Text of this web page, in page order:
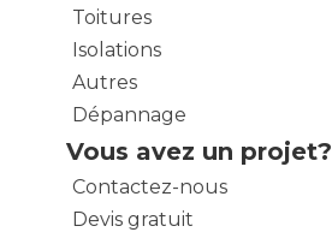
Toitures
Isolations
Autres
Dépannage
Vous avez un projet?
Contactez-nous
Devis gratuit